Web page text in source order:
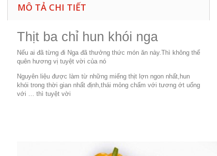
MÔ TẢ CHI TIẾT
Thịt ba chỉ hun khói nga
Nếu ai đã từng đi Nga đã thưởng thức món ăn này.Thì không thể
quên hương vị tuyệt vời của nó
Nguyên liệu được làm từ những miếng thịt lợn ngon nhất,hun
khói trong thời gian nhất định,thái mỏng chấm với tương ớt uống
với … thì tuyệt vời